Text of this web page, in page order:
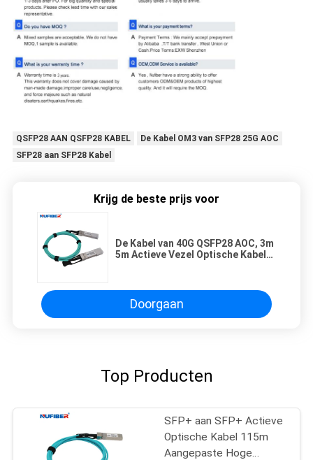
QSFP28 AAN QSFP28 KABEL
De Kabel OM3 van SFP28 25G AOC
SFP28 aan SFP28 Kabel
Krijg de beste prijs voor
De Kabel van 40G QSFP28 AOC, 3m
5m Actieve Vezel Optische Kabel
Doorgaan
Top Producten
SFP+ aan SFP+ Actieve
Optische Kabel 115m
Aangepaste Hoge